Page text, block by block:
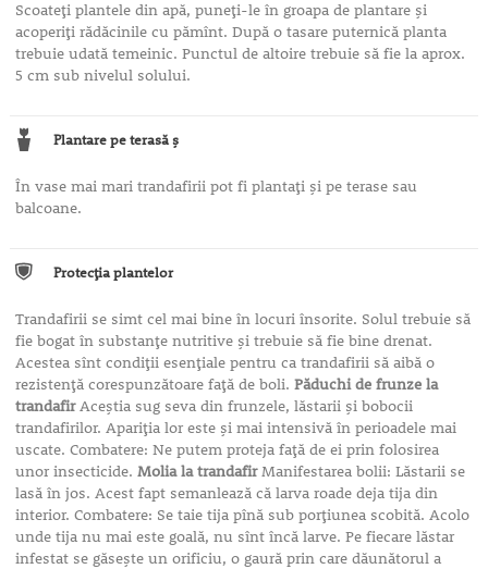
Scoateţi plantele din apă, puneţi-le în groapa de plantare şi
acoperiţi rădăcinile cu pămînt. După o tasare puternică planta
trebuie udată temeinic. Punctul de altoire trebuie să fie la aprox.
5 cm sub nivelul solului.
Plantare pe terasă ş
În vase mai mari trandafirii pot fi plantaţi şi pe terase sau
balcoane.
Protecţia plantelor
Trandafirii se simt cel mai bine în locuri însorite. Solul trebuie să
fie bogat în substanţe nutritive şi trebuie să fie bine drenat.
Acestea sînt condiţii esenţiale pentru ca trandafirii să aibă o
rezistenţă corespunzătoare faţă de boli. Păduchi de frunze la
trandafirAceştia sug seva din frunzele, lăstarii şi bobocii
trandafirilor. Apariţia lor este şi mai intensivă în perioadele mai
uscate. Combatere: Ne putem proteja faţă de ei prin folosirea
unor insecticide. Molia la trandafirManifestarea bolii: Lăstarii se
lasă în jos. Acest fapt semanlează că larva roade deja tija din
interior. Combatere: Se taie tija pînă sub porţiunea scobită. Acolo
unde tija nu mai este goală, nu sînt încă larve. Pe fiecare lăstar
infestat se găseşte un orificiu, o gaură prin care dăunătorul a